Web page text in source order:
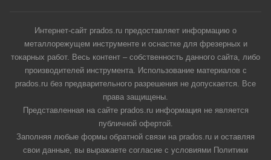
Интернет-сайт prados.ru предоставляет информацию о
металлорежущем инструменте и оснастке для фрезерных и
токарных работ. Весь контент – собственность данного сайта, либо
производителей инструмента. Использование материалов с
prados.ru без предварительного разрешения не допускается. Все
права защищены.
Представленная на сайте prados.ru информация не является
публичной офертой.
Заполняя любые формы обратной связи на prados.ru и оставляя
свои данные, вы выражаете согласие с условиями Политики